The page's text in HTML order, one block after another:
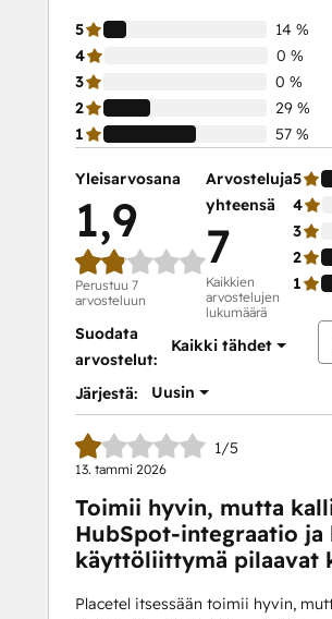
5
14 %
4
0 %
3
0 %
2
29 %
1
57 %
Yleisarvosana
1,9
Perustuu 7
arvosteluun
Arvosteluja
yhteensä
7
Kaikkien
arvostelujen
lukumäärä
5
4
3
2
1
Suodata
arvostelut:
Kaikki tähdet
Järjestä: Uusin
1/5
13. tammi 2026
Toimii hyvin, mutta
HubSpot-integraatio ja
käyttöliittymä pilaavat
Placetel itsessään toimii hyvin,